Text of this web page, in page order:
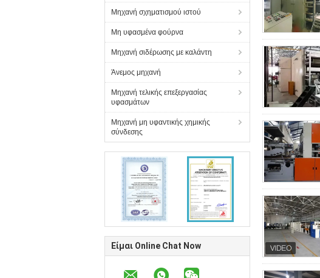
Μηχανή σχηματισμού ιστού
Μη υφασμένα φούρνα
Μηχανή σιδέρωσης με καλάντη
Άνεμος μηχανή
Μηχανή τελικής επεξεργασίας
υφασμάτων
Μηχανή μη υφαντικής χημικής
σύνδεσης
Είμαι Online Chat Now